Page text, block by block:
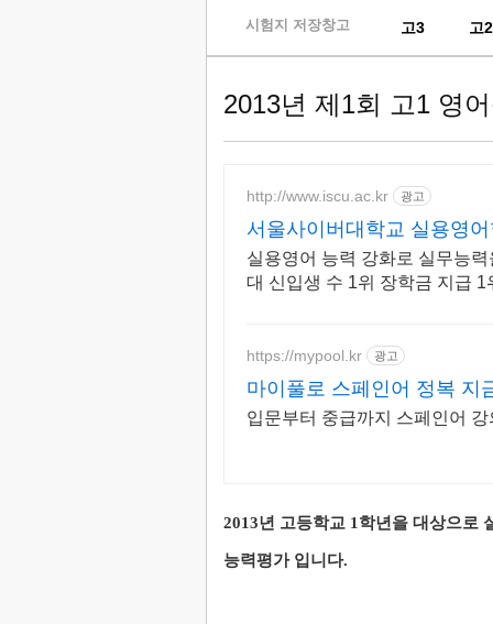
시험지 저장창고 고3 고2
2013년 제1회 고1 영
http://www.iscu.ac.kr 광고
서울사이버대학교 실용영
실용영어 능력 강화로 실무능
대 신입생 수 1위 장학금 지급
https://mypool.kr 광고
마이풀로 스페인어 정복 지
입문부터 중급까지 스페인어
2013년 고등학교 1학년을 대상으로
능력평가 입니다.